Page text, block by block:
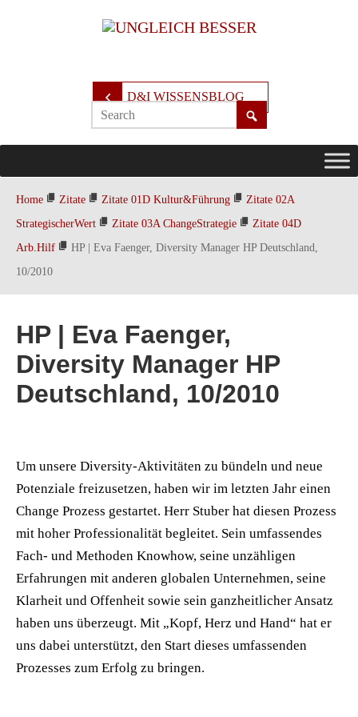
D&I WISSENSBLOG
Home Zitate Zitate 01D Kultur&Führung
Zitate 02A
StrategischerWert
Zitate 03A ChangeStrategie
Zitate 04D
Arb.Hilf
HP | Eva Faenger, Diversity Manager HP Deutschland,
10/2010
HP | Eva Faenger,
Diversity Manager HP
Deutschland, 10/2010
Um unsere Diversity-Aktivitäten zu bündeln und neue
Potenziale freizusetzen, haben wir im letzten Jahr einen
Change Prozess gestartet. Herr Stuber hat diesen Prozess
mit hoher Professionalität begleitet. Sein umfassendes
Fach- und Methoden Knowhow, seine unzähligen
Erfahrungen mit anderen globalen Unternehmen, seine
Klarheit und Offenheit sowie sein ganzheitlicher Ansatz
haben uns überzeugt. Mit „Kopf, Herz und Hand“ hat er
uns dabei unterstützt, den Start dieses umfassenden
Prozesses zum Erfolg zu bringen.